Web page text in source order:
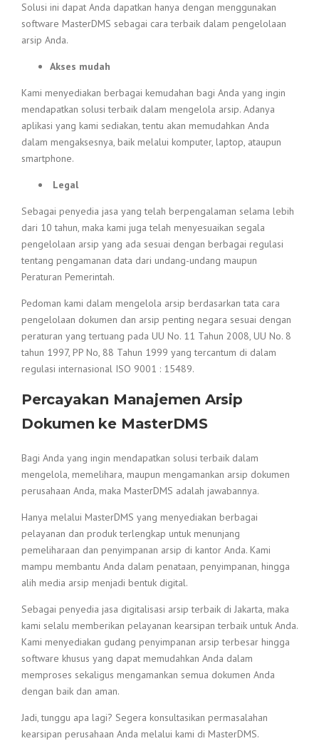
Solusi ini dapat Anda dapatkan hanya dengan menggunakan
software MasterDMS sebagai cara terbaik dalam pengelolaan
arsip Anda.
Akses mudah
Kami menyediakan berbagai kemudahan bagi Anda yang ingin
mendapatkan solusi terbaik dalam mengelola arsip. Adanya
aplikasi yang kami sediakan, tentu akan memudahkan Anda
dalam mengaksesnya, baik melalui komputer, laptop, ataupun
smartphone.
Legal
Sebagai penyedia jasa yang telah berpengalaman selama lebih
dari 10 tahun, maka kami juga telah menyesuaikan segala
pengelolaan arsip yang ada sesuai dengan berbagai regulasi
tentang pengamanan data dari undang-undang maupun
Peraturan Pemerintah.
Pedoman kami dalam mengelola arsip berdasarkan tata cara
pengelolaan dokumen dan arsip penting negara sesuai dengan
peraturan yang tertuang pada UU No. 11 Tahun 2008, UU No. 8
tahun 1997, PP No, 88 Tahun 1999 yang tercantum di dalam
regulasi internasional ISO 9001 : 15489.
Percayakan Manajemen Arsip
Dokumen ke MasterDMS
Bagi Anda yang ingin mendapatkan solusi terbaik dalam
mengelola, memelihara, maupun mengamankan arsip dokumen
perusahaan Anda, maka MasterDMS adalah jawabannya.
Hanya melalui MasterDMS yang menyediakan berbagai
pelayanan dan produk terlengkap untuk menunjang
pemeliharaan dan penyimpanan arsip di kantor Anda. Kami
mampu membantu Anda dalam penataan, penyimpanan, hingga
alih media arsip menjadi bentuk digital.
Sebagai penyedia jasa digitalisasi arsip terbaik di Jakarta, maka
kami selalu memberikan pelayanan kearsipan terbaik untuk Anda.
Kami menyediakan gudang penyimpanan arsip terbesar hingga
software khusus yang dapat memudahkan Anda dalam
memproses sekaligus mengamankan semua dokumen Anda
dengan baik dan aman.
Jadi, tunggu apa lagi? Segera konsultasikan permasalahan
kearsipan perusahaan Anda melalui kami di MasterDMS.